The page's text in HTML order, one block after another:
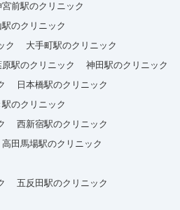
前駅のクリニック
のクリニック
ク
大手町駅のクリニック
駅のクリニック
神田駅のクリニック
日本橋駅のクリニック
駅のクリニック
西新宿駅のクリニック
高田馬場駅のクリニック
五反田駅のクリニック